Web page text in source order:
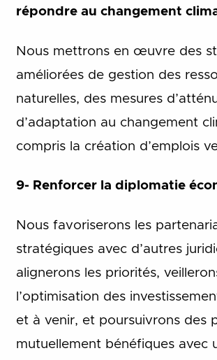
répondre au changement
Nous mettrons en œuvre des
améliorées de gestion des
naturelles, des mesures
d’adaptation au changement
compris la création d’emplois
9- Renforcer la diplomatie
Nous favoriserons les
stratégiques avec d’autres
alignerons les priorités,
l’optimisation des
et à venir, et poursuivrons des
mutuellement bénéfiques avec